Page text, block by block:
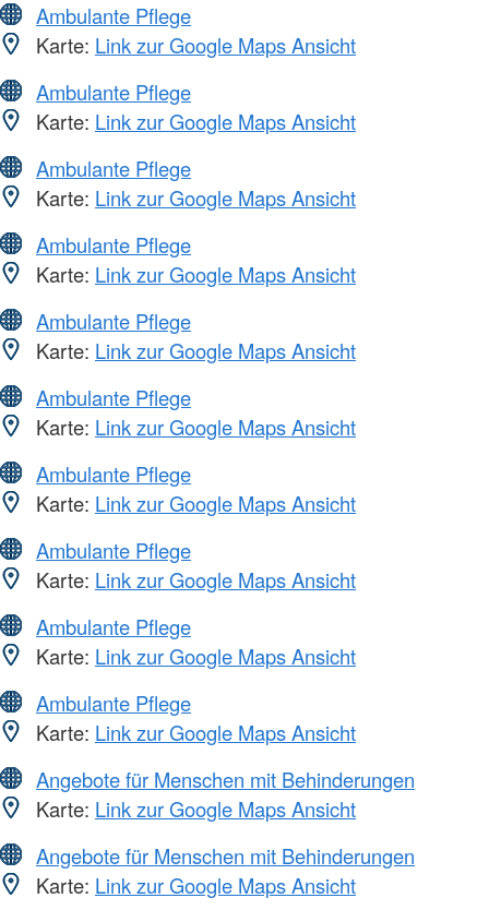
Ambulante Pflege
Karte: Link zur Google Maps Ansicht
Ambulante Pflege
Karte: Link zur Google Maps Ansicht
Ambulante Pflege
Karte: Link zur Google Maps Ansicht
Ambulante Pflege
Karte: Link zur Google Maps Ansicht
Ambulante Pflege
Karte: Link zur Google Maps Ansicht
Ambulante Pflege
Karte: Link zur Google Maps Ansicht
Ambulante Pflege
Karte: Link zur Google Maps Ansicht
Ambulante Pflege
Karte: Link zur Google Maps Ansicht
Ambulante Pflege
Karte: Link zur Google Maps Ansicht
Ambulante Pflege
Karte: Link zur Google Maps Ansicht
Angebote für Menschen mit Behinderungen
Karte: Link zur Google Maps Ansicht
Angebote für Menschen mit Behinderungen
Karte: Link zur Google Maps Ansicht